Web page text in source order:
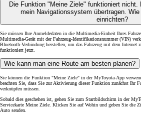
Die Funktion "Meine Ziele" funktioniert nicht.
mein Navigationssystem übertragen.
einrichten?
Sie müssen Ihre Anmeldedaten in die Multimedia-Einheit Ihres
Multimedia-Gerät mit der Fahrzeug-Identifikationsnummer (VIN)
Bluetooth-Verbindung herstellen, um das Fahrzeug mit dem
funktioniert jetzt.
Wie kann man eine Route am besten planen?
Sie können die Funktion "Meine Ziele" in der MyToyota-App
beachten Sie, dass Sie zur Aktivierung dieser Funktion zunächst Ihr
verknüpfen müssen.
Sobald dies geschehen ist, gehen Sie zum Startbildschirm in der
Servicekarte Meine Ziele. Klicken Sie auf Wohin und geben Sie die
Auto senden.